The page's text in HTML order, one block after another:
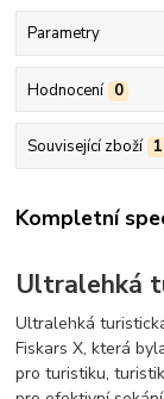
Parametry
Hodnocení 0
Související zboží 1
Kompletní
Ultralehká
Ultralehká
Fiskars X, která
pro turistiku,